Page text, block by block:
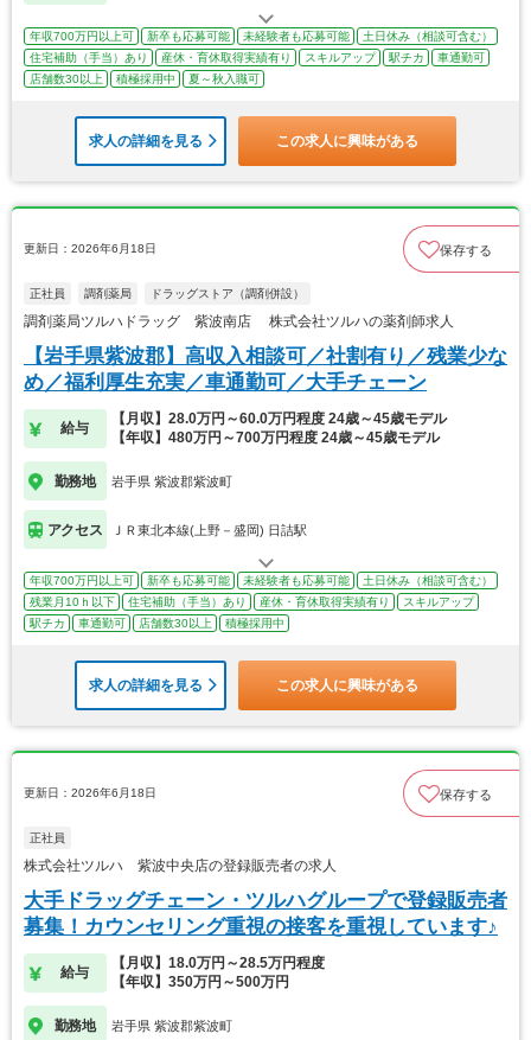
年収700万円以上可 新卒も応募可能 未経験者も応募可能
土日休み（相談可含む）
住宅補助（手当）あり
産休・育休取得実績有り スキルアップ 駅チカ
車通勤可
店舗数30以上
積極採用中 夏～秋入職可
求人の詳細を見る この求人に興味がある
更新日：2026年6月18日 保存する
正社員 調剤薬局 ドラッグストア（調剤併設）
調剤薬局ツルハドラッグ 紫波南店 株式会社ツルハの薬剤師求人
【岩手県紫波郡】高収入相談可／社割有り／残業少な
め／福利厚生充実／車通勤可／大手チェーン
給与
【月収】28.0万円～60.0万円程度 24歳～45歳モデル
【年収】480万円～700万円程度 24歳～45歳モデル
勤務地 岩手県 紫波郡紫波町
アクセス ＪＲ東北本線(上野－盛岡) 日詰駅
年収700万円以上可 新卒も応募可能 未経験者も応募可能
土日休み（相談可含む）
残業月10ｈ以下
住宅補助（手当）あり 産休・育休取得実績有り
スキルアップ
駅チカ
車通勤可 店舗数30以上 積極採用中
求人の詳細を見る この求人に興味がある
更新日：2026年6月18日 保存する
正社員
株式会社ツルハ 紫波中央店の登録販売者の求人
大手ドラッグチェーン・ツルハグループで登録販売者
募集！カウンセリング重視の接客を重視しています♪
給与
【月収】18.0万円～28.5万円程度
【年収】350万円～500万円
勤務地 岩手県 紫波郡紫波町